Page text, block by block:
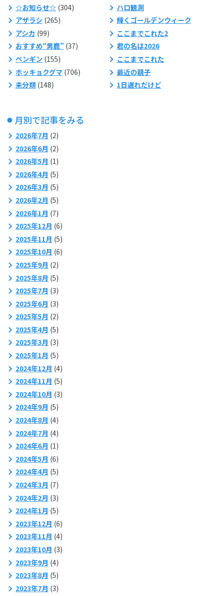
☆お知らせ☆(304)
アザラシ (265)
アシカ (99)
おすすめ“男鹿”(37)
ペンギン (155)
ホッキョクグマ (706)
未分類(148)
ハロ観測
輝くゴールデンウィーク
ここまでこれた2
君の名は2026
ここまでこれた
最近の親子
1日遅れだけど
月別で記事をみる
2026年7月 (2)
2026年6月 (2)
2026年5月 (1)
2026年4月 (5)
2026年3月 (5)
2026年2月 (5)
2026年1月 (7)
2025年12月 (6)
2025年11月 (5)
2025年10月 (6)
2025年9月 (2)
2025年8月 (5)
2025年7月 (3)
2025年6月 (3)
2025年5月 (2)
2025年4月 (5)
2025年3月 (3)
2025年1月 (5)
2024年12月 (4)
2024年11月 (5)
2024年10月 (3)
2024年9月 (5)
2024年8月 (4)
2024年7月 (4)
2024年6月 (1)
2024年5月 (6)
2024年4月 (5)
2024年3月 (7)
2024年2月 (3)
2024年1月 (5)
2023年12月 (6)
2023年11月 (4)
2023年10月 (3)
2023年9月 (4)
2023年8月 (5)
2023年7月 (3)